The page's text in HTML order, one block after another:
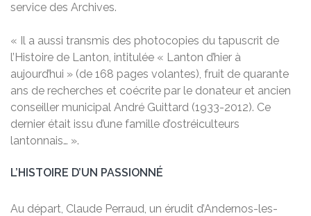
service des Archives.
« Il a aussi transmis des photocopies du tapuscrit de
l’Histoire de Lanton, intitulée « Lanton d’hier à
aujourd’hui » (de 168 pages volantes), fruit de quarante
ans de recherches et coécrite par le donateur et ancien
conseiller municipal André Guittard (1933-2012). Ce
dernier était issu d’une famille d’ostréiculteurs
lantonnais… ».
L’HISTOIRE D’UN PASSIONNÉ
Au départ, Claude Perraud, un érudit d’Andernos-les-